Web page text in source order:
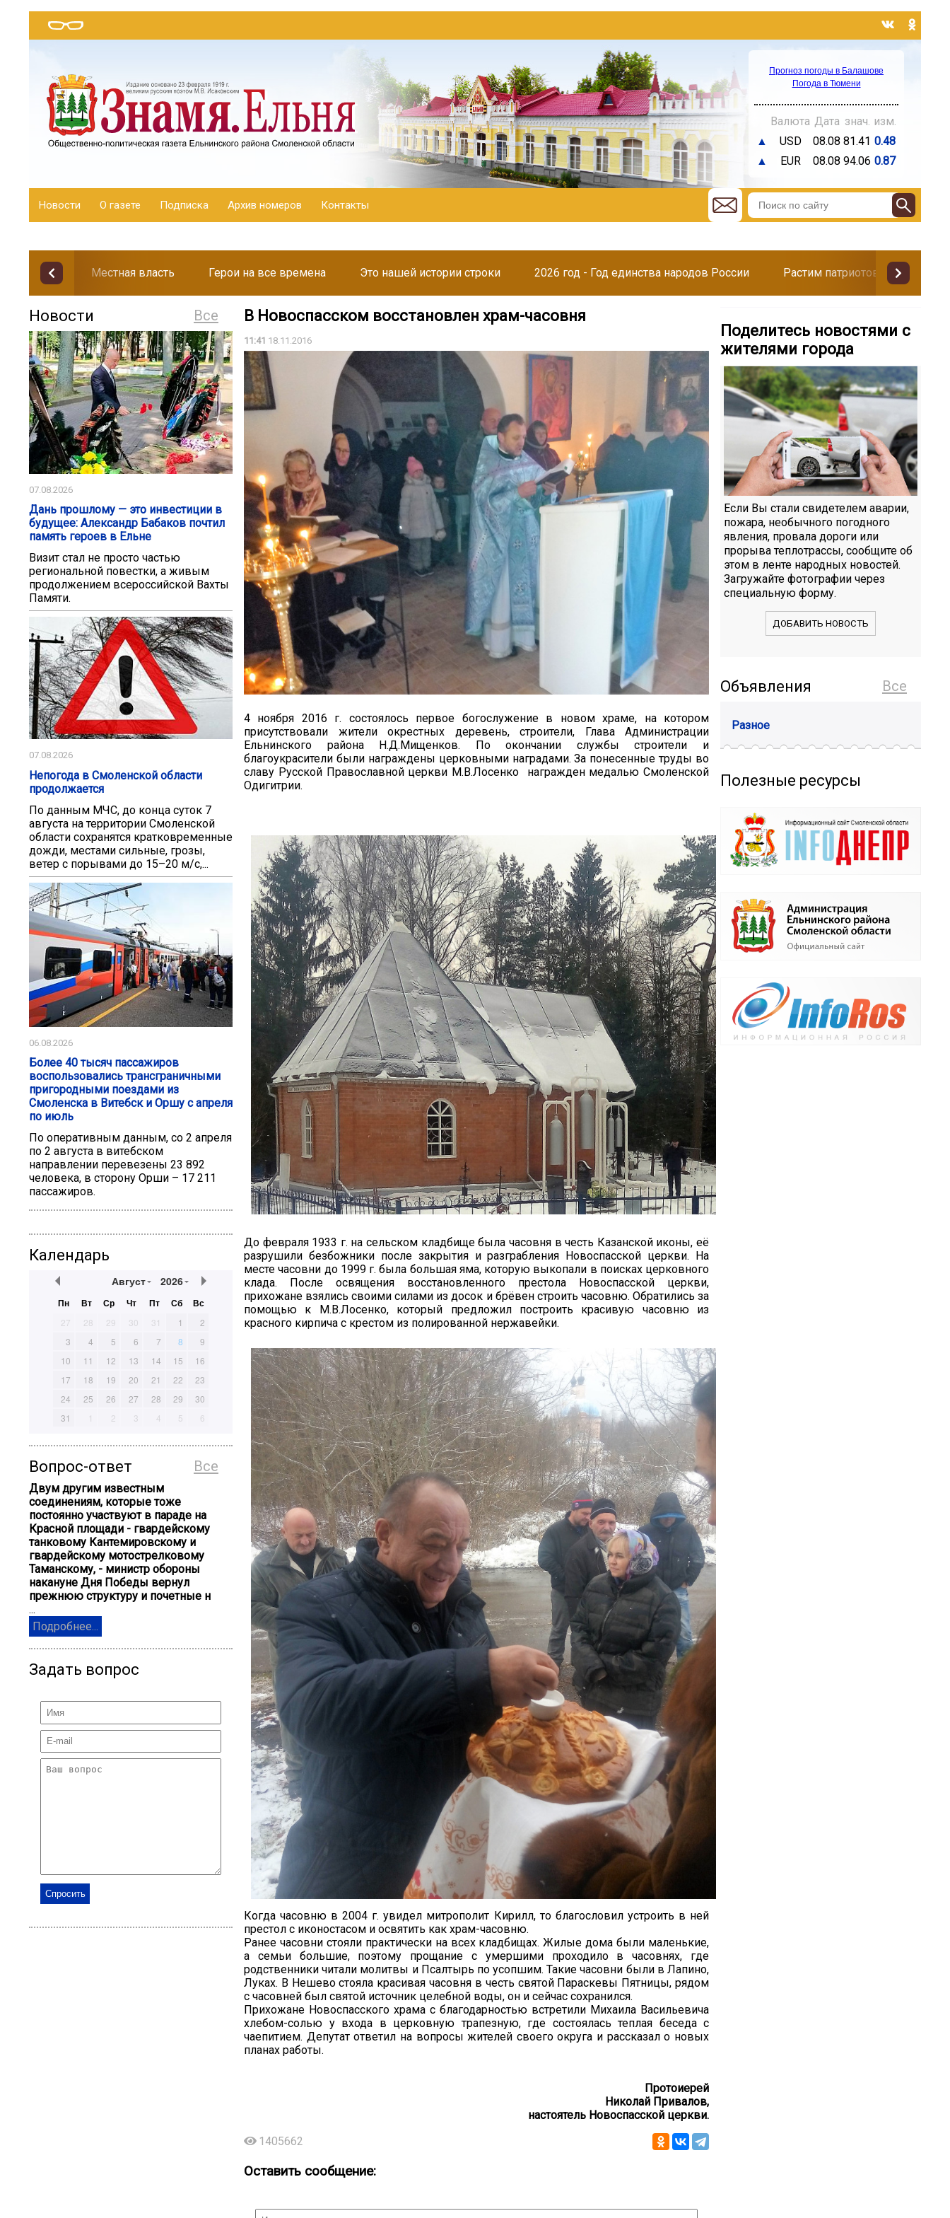
Прогноз погоды в Балашове
Погода в Тюмени
Валюта Дата знач. изм.
▲
USD 08.08 81.41 0.48
▲
EUR 08.08 94.06 0.87
Новости О газете Подписка Архив номеров Контакты
Местная власть Герои на все времена Это нашей истории строки 2026 год - Год единства народов России Растим патриотов
Все
Новости
07.08.2026
Дань прошлому — это инвестиции в
будущее: Александр Бабаков почтил
память героев в Ельне
Визит стал не просто частью
региональной повестки, а живым
продолжением всероссийской Вахты
Памяти.
07.08.2026
Непогода в Смоленской области
продолжается
По данным МЧС, до конца суток 7
августа на территории Смоленской
области сохранятся кратковременные
дожди, местами сильные, грозы,
ветер с порывами до 15–20 м/с,...
06.08.2026
Более 40 тысяч пассажиров
воспользовались трансграничными
пригородными поездами из
Смоленска в Витебск и Оршу с апреля
по июль
По оперативным данным, со 2 апреля
по 2 августа в витебском
направлении перевезены 23 892
человека, в сторону Орши – 17 211
пассажиров.
Календарь
Август 2026
Пн Вт Ср Чт Пт Сб Вс
27 28 29 30 31 1
2
3
4 5 6 7 8
9
10
11 12 13 14 15
16
17
18 19 20 21 22
23
24
25 26 27 28 29
30
31
1 2 3 4 5 6
Все
Вопрос-ответ
Двум другим известным
соединениям, которые тоже
постоянно участвуют в параде на
Красной площади - гвардейскому
танковому Кантемировскому и
гвардейскому мотострелковому
Таманскому, - министр обороны
накануне Дня Победы вернул
прежнюю структуру и почетные н
...
Подробнее...
Задать вопрос
В Новоспасском восстановлен храм-часовня
11:41 18.11.2016
4 ноября 2016 г. состоялось первое богослужение в новом храме, на котором
присутствовали жители окрестных деревень, строители, Глава Администрации
Ельнинского района Н.Д.Мищенков. По окончании службы строители и
благоукрасители были награждены церковными наградами. За понесенные труды во
славу Русской Православной церкви М.В.Лосенко награжден медалью Смоленской
Одигитрии.
До февраля 1933 г. на сельском кладбище была часовня в честь Казанской иконы, её
разрушили безбожники после закрытия и разграбления Новоспасской церкви. На
месте часовни до 1999 г. была большая яма, которую выкопали в поисках церковного
клада. После освящения восстановленного престола Новоспасской церкви,
прихожане взялись своими силами из досок и брёвен строить часовню. Обратились за
помощью к М.В.Лосенко, который предложил построить красивую часовню из
красного кирпича с крестом из полированной нержавейки.
Когда часовню в 2004 г. увидел митрополит Кирилл, то благословил устроить в ней
престол с иконостасом и освятить как храм-часовню.
Ранее часовни стояли практически на всех кладбищах. Жилые дома были маленькие,
а семьи большие, поэтому прощание с умершими проходило в часовнях, где
родственники читали молитвы и Псалтырь по усопшим. Такие часовни были в Лапино,
Луках. В Нешево стояла красивая часовня в честь святой Параскевы Пятницы, рядом
с часовней был святой источник целебной воды, он и сейчас сохранился.
Прихожане Новоспасского храма с благодарностью встретили Михаила Васильевича
хлебом-солью у входа в церковную трапезную, где состоялась теплая беседа с
чаепитием. Депутат ответил на вопросы жителей своего округа и рассказал о новых
планах работы.
Протоиерей
Николай Привалов,
настоятель Новоспасской церкви.
1405662
Оставить сообщение:
Поделитесь новостями с
жителями города
Если Вы стали свидетелем аварии,
пожара, необычного погодного
явления, провала дороги или
прорыва теплотрассы, сообщите об
этом в ленте народных новостей.
Загружайте фотографии через
специальную форму.
ДОБАВИТЬ НОВОСТЬ
Все
Объявления
Разное
Полезные ресурсы